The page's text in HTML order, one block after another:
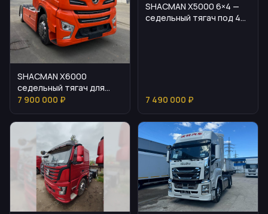
SHACMAN X6000
седельный тягач для
дальних перевозок
7 900 000 ₽
SHACMAN X5000 6×4 —
седельный тягач под 40-
7 490 000 ₽